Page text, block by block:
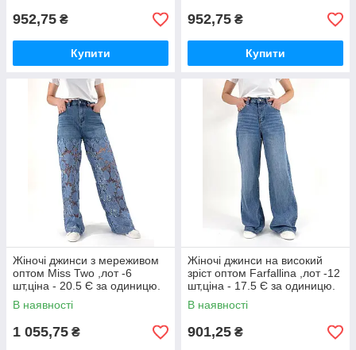
952,75 ₴
Купити
952,75 ₴
Купити
Жіночі джинси з мереживом
оптом Miss Two ,лот -6
шт,ціна - 20.5 Є за одиницю.
В наявності
1 055,75 ₴
Жіночі джинси на високий
зріст оптом Farfallina ,лот -12
шт,ціна - 17.5 Є за одиницю.
В наявності
901,25 ₴